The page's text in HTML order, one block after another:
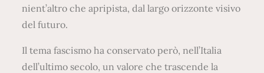
nient’altro che apripista, dal largo orizzonte visivo
del futuro.
Il tema fascismo ha conservato però, nell’Italia
dell’ultimo secolo, un valore che trascende la